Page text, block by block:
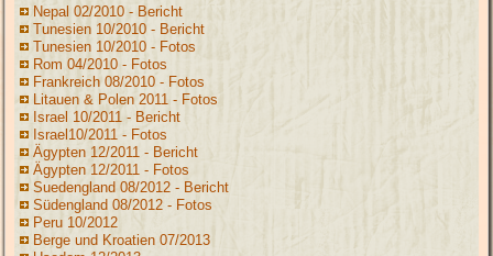
Nepal 02/2010 - Bericht
Tunesien 10/2010 - Bericht
Tunesien 10/2010 - Fotos
Rom 04/2010 - Fotos
Frankreich 08/2010 - Fotos
Litauen & Polen 2011 - Fotos
Israel 10/2011 - Bericht
Israel10/2011 - Fotos
Ägypten 12/2011 - Bericht
Ägypten 12/2011 - Fotos
Suedengland 08/2012 - Bericht
Südengland 08/2012 - Fotos
Peru 10/2012
Berge und Kroatien 07/2013